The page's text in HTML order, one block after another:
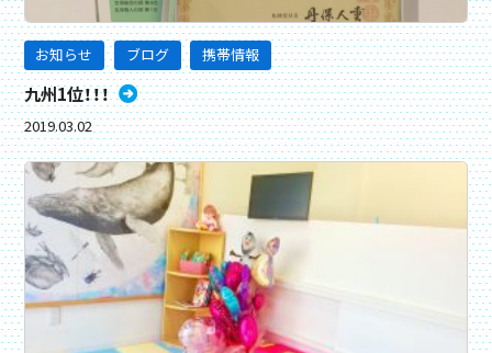
お知らせ ブログ 携帯情報
九州1位！！！
2019.03.02